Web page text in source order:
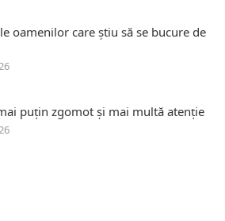
oamenilor care știu să se bucure de
puțin zgomot și mai multă atenție